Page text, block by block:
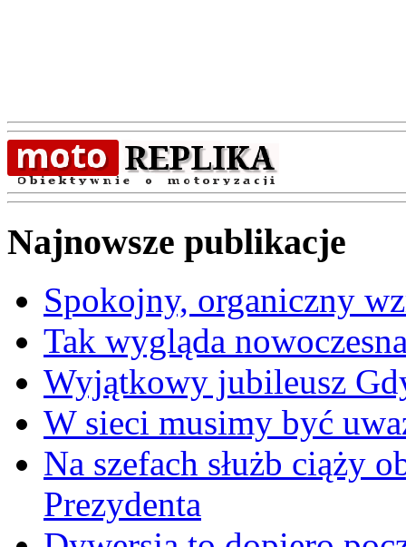
Najnowsze publikacje
Spokojny, organiczny
Tak wygląda
Wyjątkowy jubileusz
W sieci musimy być
Na szefach służb ciąży
Prezydenta